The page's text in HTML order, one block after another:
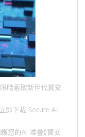
時索取新世代資安
即下載 Secure AI
您的AI 堆疊⟫資安